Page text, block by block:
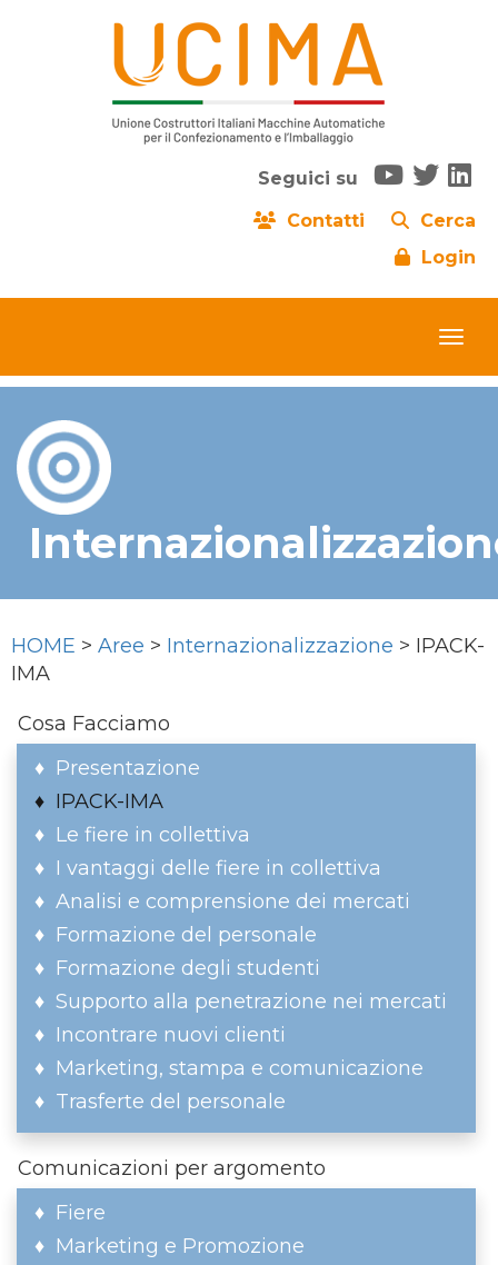
Seguici su
Contatti
Cerca
Login
HOME > Aree > Internazionalizzazione > IPACK-
IMA
Cosa Facciamo
Presentazione
IPACK-IMA
Le fiere in collettiva
I vantaggi delle fiere in collettiva
Analisi e comprensione dei mercati
Formazione del personale
Formazione degli studenti
Supporto alla penetrazione nei mercati
Incontrare nuovi clienti
Marketing, stampa e comunicazione
Trasferte del personale
Comunicazioni per argomento
Fiere
Marketing e Promozione